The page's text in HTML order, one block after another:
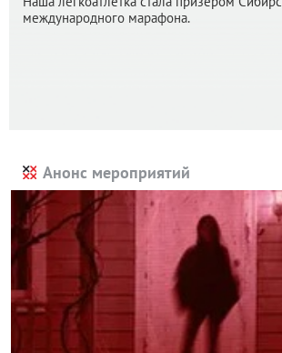
международного марафона.
Анонс мероприятий